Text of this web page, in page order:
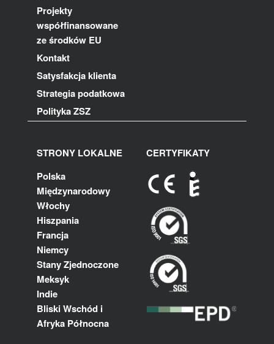
Projekty
współfinansowane
ze środków EU
Kontakt
Satysfakcja klienta
Strategia podatkowa
Polityka ZSZ
STRONY LOKALNE
Polska
Międzynarodowy
Włochy
Hiszpania
Francja
Niemcy
Stany Zjednoczone
Meksyk
Indie
Bliski Wschód i
Afryka Północna
CERTYFIKATY